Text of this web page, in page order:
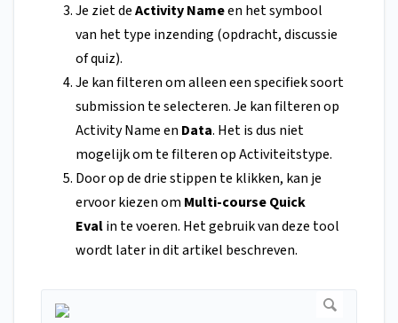
Je ziet deActivity Nameen het symbool
van het type inzending (opdracht, discussie
of quiz).
Je kan filteren om alleen een specifiek soort
submission te selecteren. Je kan filteren op
Activity Name en Data. Het is dus niet
mogelijk om te filteren op Activiteitstype.
Door op de drie stippen te klikken, kan je
ervoor kiezen om Multi-course Quick
Evalin te voeren. Het gebruik van deze tool
wordt later in dit artikel beschreven.